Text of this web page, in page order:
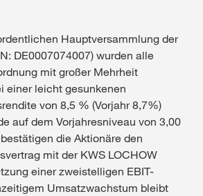
Hauptversammlung der
DE0007074007) wurden alle
mit großer Mehrheit
einer leicht gesunkenen
von 8,5 % (Vorjahr 8,7%)
auf dem Vorjahresniveau von 3,00
die Aktionäre den
mit der KWS LOCHOW
einer zweistelligen EBIT-
Umsatzwachstum bleibt